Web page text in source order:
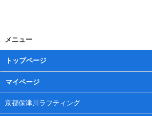
メニュー
トップページ
マイページ
京都保津川ラフティング